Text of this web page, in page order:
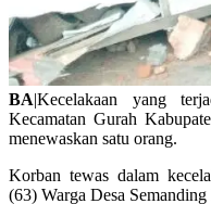
BA|Kecelakaan yang
Kecamatan Gurah
menewaskan satu orang.
Korban tewas dalam
(63) Warga Desa